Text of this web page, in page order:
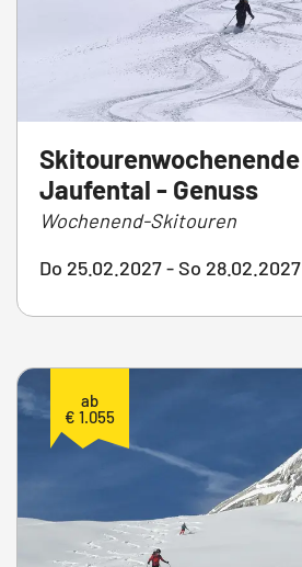
Skitourenwochenende
Jaufental - Genuss
Wochenend-Skitouren
Do 25.02.2027 - So 28.02.2027
ab
€ 1.055